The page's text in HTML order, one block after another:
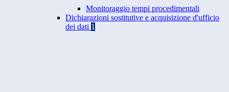
Monitoraggio tempi procedimentali
Dichiarazioni sostitutive e acquisizione d'ufficio
dei dati 1